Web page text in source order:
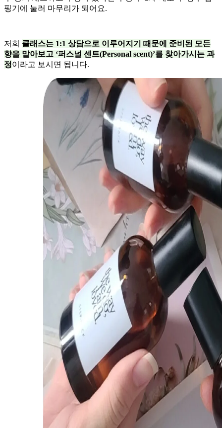
핑기에 눌러 마무리가 되어요.
저희 클래스는 1:1 상담으로 이루어지기 때문에 준비된 모든
향을 맡아보고 ‘퍼스널 센트(Personal scent)’를 찾아가시는 과
정이라고 보시면 됩니다.